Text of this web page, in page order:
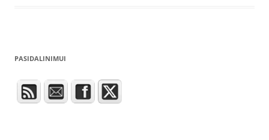
PASIDALINIMUI